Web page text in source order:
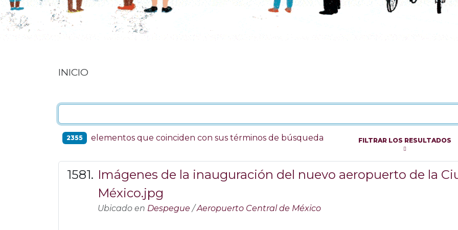
INICIO
2355 elementos que coinciden con sus términos de búsqueda FILTRAR LOS RESULTADOS
Imágenes de la inauguración del nuevo aeropuerto de la
México.jpg
Ubicado en Despegue /Aeropuerto Central de México